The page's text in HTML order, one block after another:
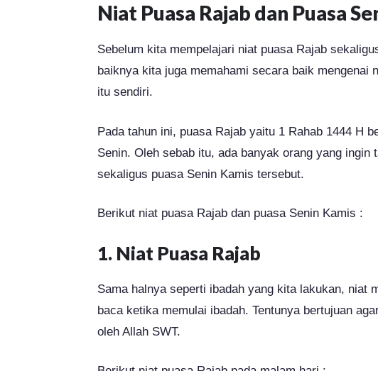
Niat Puasa Rajab dan Puasa
Sebelum kita mempelajari niat puasa Rajab
baiknya kita juga memahami secara baik mengenai
itu sendiri.
Pada tahun ini, puasa Rajab yaitu 1 Rahab 1444 H
Senin. Oleh sebab itu, ada banyak orang yang ingin
sekaligus puasa Senin Kamis tersebut.
Berikut niat puasa Rajab dan puasa Senin Kamis :
1. Niat Puasa Rajab
Sama halnya seperti ibadah yang kita lakukan, niat
baca ketika memulai ibadah. Tentunya bertujuan
oleh Allah SWT.